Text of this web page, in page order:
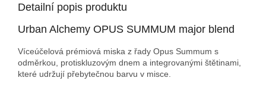
Detailní popis produktu
Urban Alchemy OPUS SUMMUM major blend
Víceúčelová prémiová miska z řady Opus Summum s
odměrkou, protiskluzovým dnem a integrovanými štětinami,
které udržují přebytečnou barvu v misce.